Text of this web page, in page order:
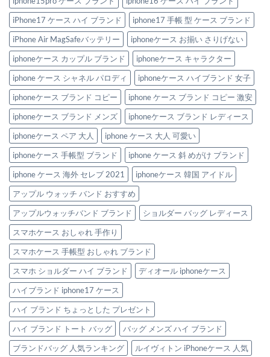
iPhone17 ケース ハイ ブランド
iphone17 手帳 型 ケース ブランド
iPhone Air MagSafeバッテリー
iphoneケース お揃い さりげない
iphoneケース カップル ブランド
iphoneケース キャラクター
iphone ケース シャネル パロディ
iphoneケース ハイブランド 女子
iphoneケース ブランド コピー
iphone ケース ブランド コピー 激安
iphoneケース ブランド メンズ
iphoneケース ブランド レディース
iphoneケース ペア 大人
iphone ケース 大人 可愛い
iphoneケース 手帳型 ブランド
iphone ケース 斜 めがけ ブランド
iphone ケース 海外 セレブ 2021
iphoneケース 韓国 アイドル
アップル ウォッチ バンド おすすめ
アップルウォッチバンド ブランド
ショルダー バッグ レディース
スマホケース おしゃれ 手作り
スマホケース 手帳型 おしゃれ ブランド
スマホ ショルダー ハイ ブランド
ディオール iphoneケース
ハイブランド iphone17 ケース
ハイ ブランド ちょっとした プレゼント
ハイ ブランド トート バッグ
バッグ メンズ ハイ ブランド
ブランドバッグ 人気ランキング
ルイヴィトン iPhoneケース 人気